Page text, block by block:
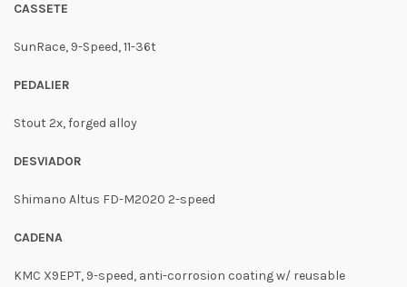
CASSETE
SunRace, 9-Speed, 11-36t
PEDALIER
Stout 2x, forged alloy
DESVIADOR
Shimano Altus FD-M2020 2-speed
CADENA
KMC X9EPT, 9-speed, anti-corrosion coating w/ reusable